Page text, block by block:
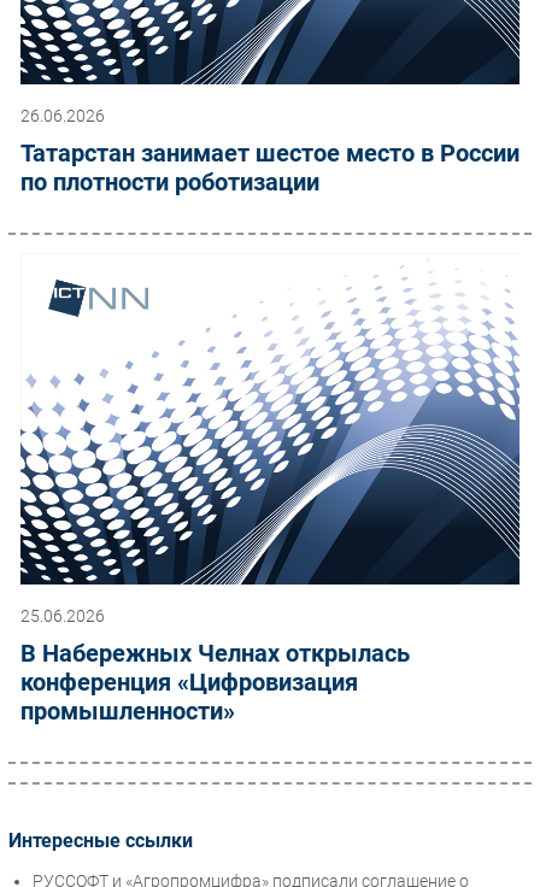
26.06.2026
Татарстан занимает шестое место в России
по плотности роботизации
25.06.2026
В Набережных Челнах открылась
конференция «Цифровизация
промышленности»
Интересные ссылки
РУССОФТ и «Агропромцифра» подписали соглашение о